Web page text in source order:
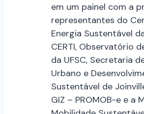
em um painel com a
representantes do
Energia Sustentável
CERTI, Observatório
da UFSC, Secretaria
Urbano e
Sustentável de
GIZ – PROMOB-e e a